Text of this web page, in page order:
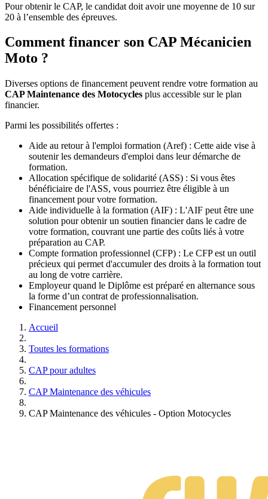
Pour obtenir le CAP, le candidat doit avoir une moyenne de 10 sur
20 à l’ensemble des épreuves.
Comment financer son CAP Mécanicien
Moto ?
Diverses options de financement peuvent rendre votre formation au
CAP Maintenance des Motocycles plus accessible sur le plan
financier.
Parmi les possibilités offertes :
Aide au retour à l'emploi formation (Aref) : Cette aide vise à
soutenir les demandeurs d'emploi dans leur démarche de
formation.
Allocation spécifique de solidarité (ASS) : Si vous êtes
bénéficiaire de l'ASS, vous pourriez être éligible à un
financement pour votre formation.
Aide individuelle à la formation (AIF) : L'AIF peut être une
solution pour obtenir un soutien financier dans le cadre de
votre formation, couvrant une partie des coûts liés à votre
préparation au CAP.
Compte formation professionnel (CFP) : Le CFP est un outil
précieux qui permet d'accumuler des droits à la formation tout
au long de votre carrière.
Employeur quand le Diplôme est préparé en alternance sous
la forme d’un contrat de professionnalisation.
Financement personnel
Accueil
Toutes les formations
CAP pour adultes
CAP Maintenance des véhicules
CAP Maintenance des véhicules - Option Motocycles